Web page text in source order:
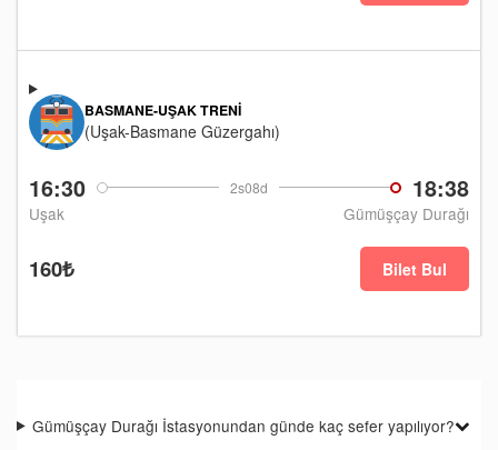
16:30 2s08d 18:38
Uşak Gümüşçay Durağı
BASMANE-UŞAK TRENI
(Uşak-Basmane Güzergahı)
160₺ Bilet Bul
Gümüşçay Durağı İstasyonundan günde kaç sefer yapılıyor?